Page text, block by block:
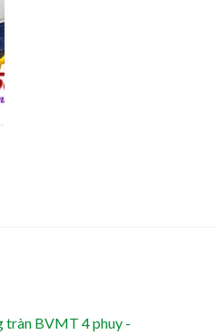
tràn BVMT 4 phuy -